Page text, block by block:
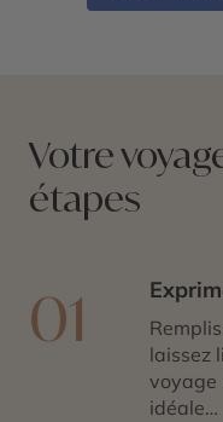
Votre
étapes
01
laissez
voyage
idéale…